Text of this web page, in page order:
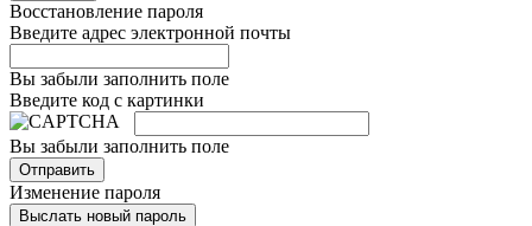
Восстановление пароля
Введите адрес электронной почты
Вы забыли заполнить поле
Введите код с картинки
Вы забыли заполнить поле
Отправить
Изменение пароля
Выслать новый пароль